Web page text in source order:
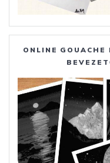
ONLINE GOUACHE